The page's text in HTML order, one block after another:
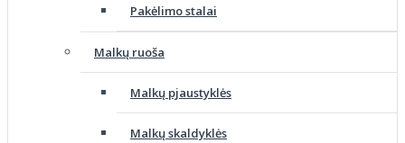
Pakėlimo stalai
Malkų ruoša
Malkų pjaustyklės
Malkų skaldyklės